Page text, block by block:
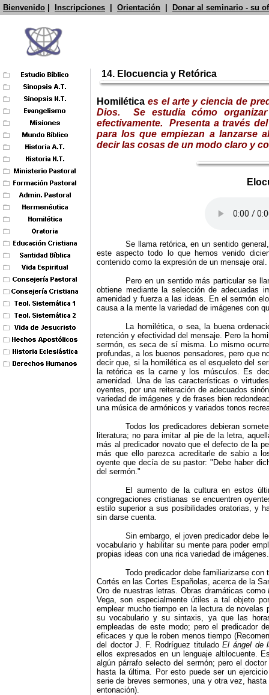
Bienvenido Inscripciones Orientación Donar al seminario - su
14. Elocuencia y Retórica
Homilética es el arte y ciencia de
Dios. Se estudia cómo
efectivamente.
Presenta a través
para los que empiezan a lanzarse
decir las cosas de un modo claro y
Se llama retórica, en un sentido
este aspecto todo lo que hemos venido
contenido como la expresión de un mensaje oral.
Pero en un sentido más particular se
obtiene mediante la selección de adecuadas
amenidad y fuerza a las ideas. En el sermón
causa a la mente la variedad de imágenes con
La homilética, o sea, la buena
retención y efectividad del mensaje. Pero la
sermón, es seca de sí misma. Lo mismo
profundas, a los buenos pensadores, pero que
decir que, si la homilética es el esqueleto del
la retórica es la carne y los músculos. Es
amenidad. Una de las características o
oyentes, por una reiteración de adecuados
variedad de imágenes y de frases bien
una música de armónicos y variados tonos
Todos los predicadores debieran
literatura; no para imitar al pie de la letra,
más al predicador novato que el defecto de la
más que ello parezca acreditarle de sabio a
oyente que decía de su pastor: "Debe haber
del sermón."
El aumento de la cultura en estos
congregaciones cristianas se encuentren
estilo superior a sus posibilidades oratorias, y
sin darse cuenta.
Sin embargo, el joven predicador debe
vocabulario y habilitar su mente para poder
propias ideas con una rica variedad de imágenes.
Todo predicador debe familiarizarse
Cortés en las Cortes Españolas, acerca de la
Oro de nuestras letras. Obras dramáticas como
Vega, son especialmente útiles a tal objeto
emplear mucho tiempo en la lectura de novelas
su vocabulario y su sintaxis, ya que las
empleadas de este modo; pero el predicador
eficaces y que le roben menos tiempo
del doctor J. F. Rodríguez tituladoEl ángel de
ellos expresados en un lenguaje altilocuente.
algún párrafo selecto del sermón; pero el
hasta la últi­ma. Por esto puede ser un
serie de breves ser­mones, una y otra vez,
entonación).